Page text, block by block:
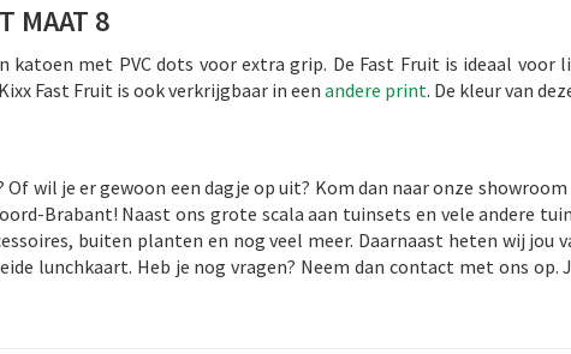
MAAT 8
katoen met PVC dots voor extra grip. De Fast Fruit is ideaal
Fast Fruit is ook verkrijgbaar in een andere print. De kleur van
wil je er gewoon een dagje op uit? Kom dan naar onze
Brabant! Naast ons grote scala aan tuinsets en vele andere
buiten planten en nog veel meer. Daarnaast heten wij jou
lunchkaart. Heb je nog vragen? Neem dan contact met ons op.